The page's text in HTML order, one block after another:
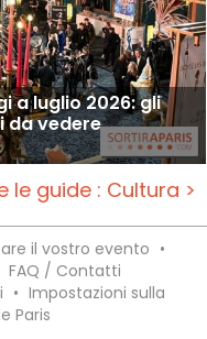
a luglio 2026: gli
da vedere
le guide : Cultura >
il vostro evento •
FAQ / Contatti
• Impostazioni sulla
Paris